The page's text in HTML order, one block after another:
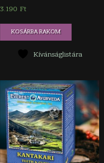
3.190 Ft
KOSÁRBA RAKOM
Kívánságlistára